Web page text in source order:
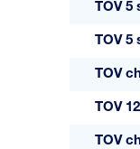
TOV 5
TOV 5
TOV
TOV
TOV